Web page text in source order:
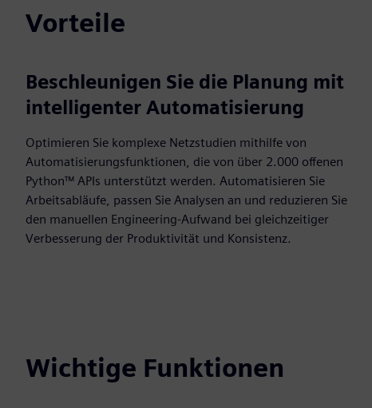
Vorteile
Beschleunigen Sie die Planung mit
intelligenter Automatisierung
Optimieren Sie komplexe Netzstudien mithilfe von
Automatisierungsfunktionen, die von über 2.000 offenen
Python™ APIs unterstützt werden. Automatisieren Sie
Arbeitsabläufe, passen Sie Analysen an und reduzieren Sie
den manuellen Engineering-Aufwand bei gleichzeitiger
Verbesserung der Produktivität und Konsistenz.
Wichtige Funktionen